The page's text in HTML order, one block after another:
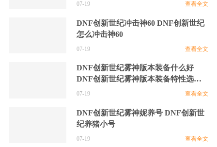
07-19 查看全文
DNF创新世纪冲击神60 DNF创新世纪
怎么冲击神60
07-19 查看全文
DNF创新世纪雾神版本装备什么好
DNF创新世纪雾神版本装备特性选择
分析
07-19 查看全文
DNF创新世纪雾神妮养号 DNF创新世
纪养猪小号
07-19 查看全文